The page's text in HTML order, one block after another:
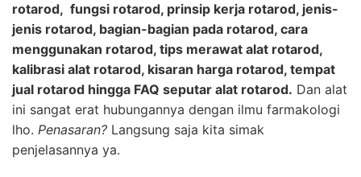
rotarod, fungsi rotarod, prinsip kerja rotarod, jenis-
jenis rotarod, bagian-bagian pada rotarod, cara
menggunakan rotarod, tips merawat alat rotarod,
kalibrasi alat rotarod, kisaran harga rotarod, tempat
jual rotarod hingga FAQ seputar alat rotarod. Dan alat
ini sangat erat hubungannya dengan ilmu farmakologi
lho. Penasaran? Langsung saja kita simak
penjelasannya ya.